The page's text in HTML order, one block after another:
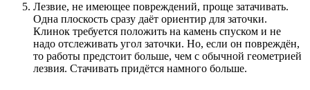
Лезвие, не имеющее повреждений, проще затачивать.
Одна плоскость сразу даёт ориентир для заточки.
Клинок требуется положить на камень спуском и не
надо отслеживать угол заточки. Но, если он повреждён,
то работы предстоит больше, чем с обычной геометрией
лезвия. Стачивать придётся намного больше.